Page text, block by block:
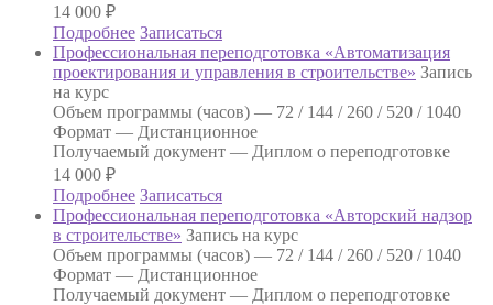
14 000 ₽
Подробнее Записаться
Профессиональная переподготовка «Автоматизация
проектирования и управления в строительстве» Запись
на курс
Объем программы (часов) — 72 / 144 / 260 / 520 / 1040
Формат — Дистанционное
Получаемый документ — Диплом о переподготовке
14 000 ₽
Подробнее Записаться
Профессиональная переподготовка «Авторский надзор
в строительстве» Запись на курс
Объем программы (часов) — 72 / 144 / 260 / 520 / 1040
Формат — Дистанционное
Получаемый документ — Диплом о переподготовке